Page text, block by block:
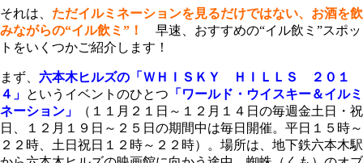
それは、 ただイルミネーションを見るだけではない、お酒を飲
みながらの“イル飲ミ”！
早速、おすすめの“イル飲ミ”スポッ
トをいくつかご紹介します！
まず、 六本木ヒルズの「ＷＨＩＳＫＹ ＨＩＬＬＳ ２０１
４」 というイベントのひとつ 「ワールド・ウイスキー＆イルミ
ネーション」
（１１月２１日～１２月１４日の毎週金土日・祝
日、１２月１９日～２５日の期間中は毎日開催。平日１５時～
２２時、土日祝日１２時～２２時）。場所は、地下鉄六本木駅